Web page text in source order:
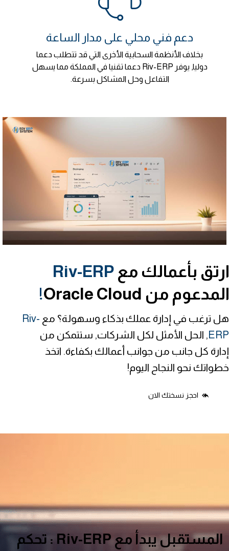
دعم فني محلي على مدار الساعة
بخلاف الأنظمة السحابية الأخرى التي قد تتطلب دعما
دوليا, يوفر Riv-ERP دعما تقنيا في المملكة مما يسهل
التفاعل وحل المشاكل بسرعة.
ارتق بأعمالك مع Riv-ERP
المدعوم من Oracle Cloud
!
هل ترغب في إدارة عملك بذكاء وسهولة؟ مع Riv-
ERP, الحل الأمثل لكل الشركات, ستتمكن من
إدارة كل جانب من جوانب أعمالك بكفاءة. اتخذ
خطواتك نحو النجاح اليوم!
احجز نسختك الان
المستقبل يبدأ مع Riv-ERP : تحكم